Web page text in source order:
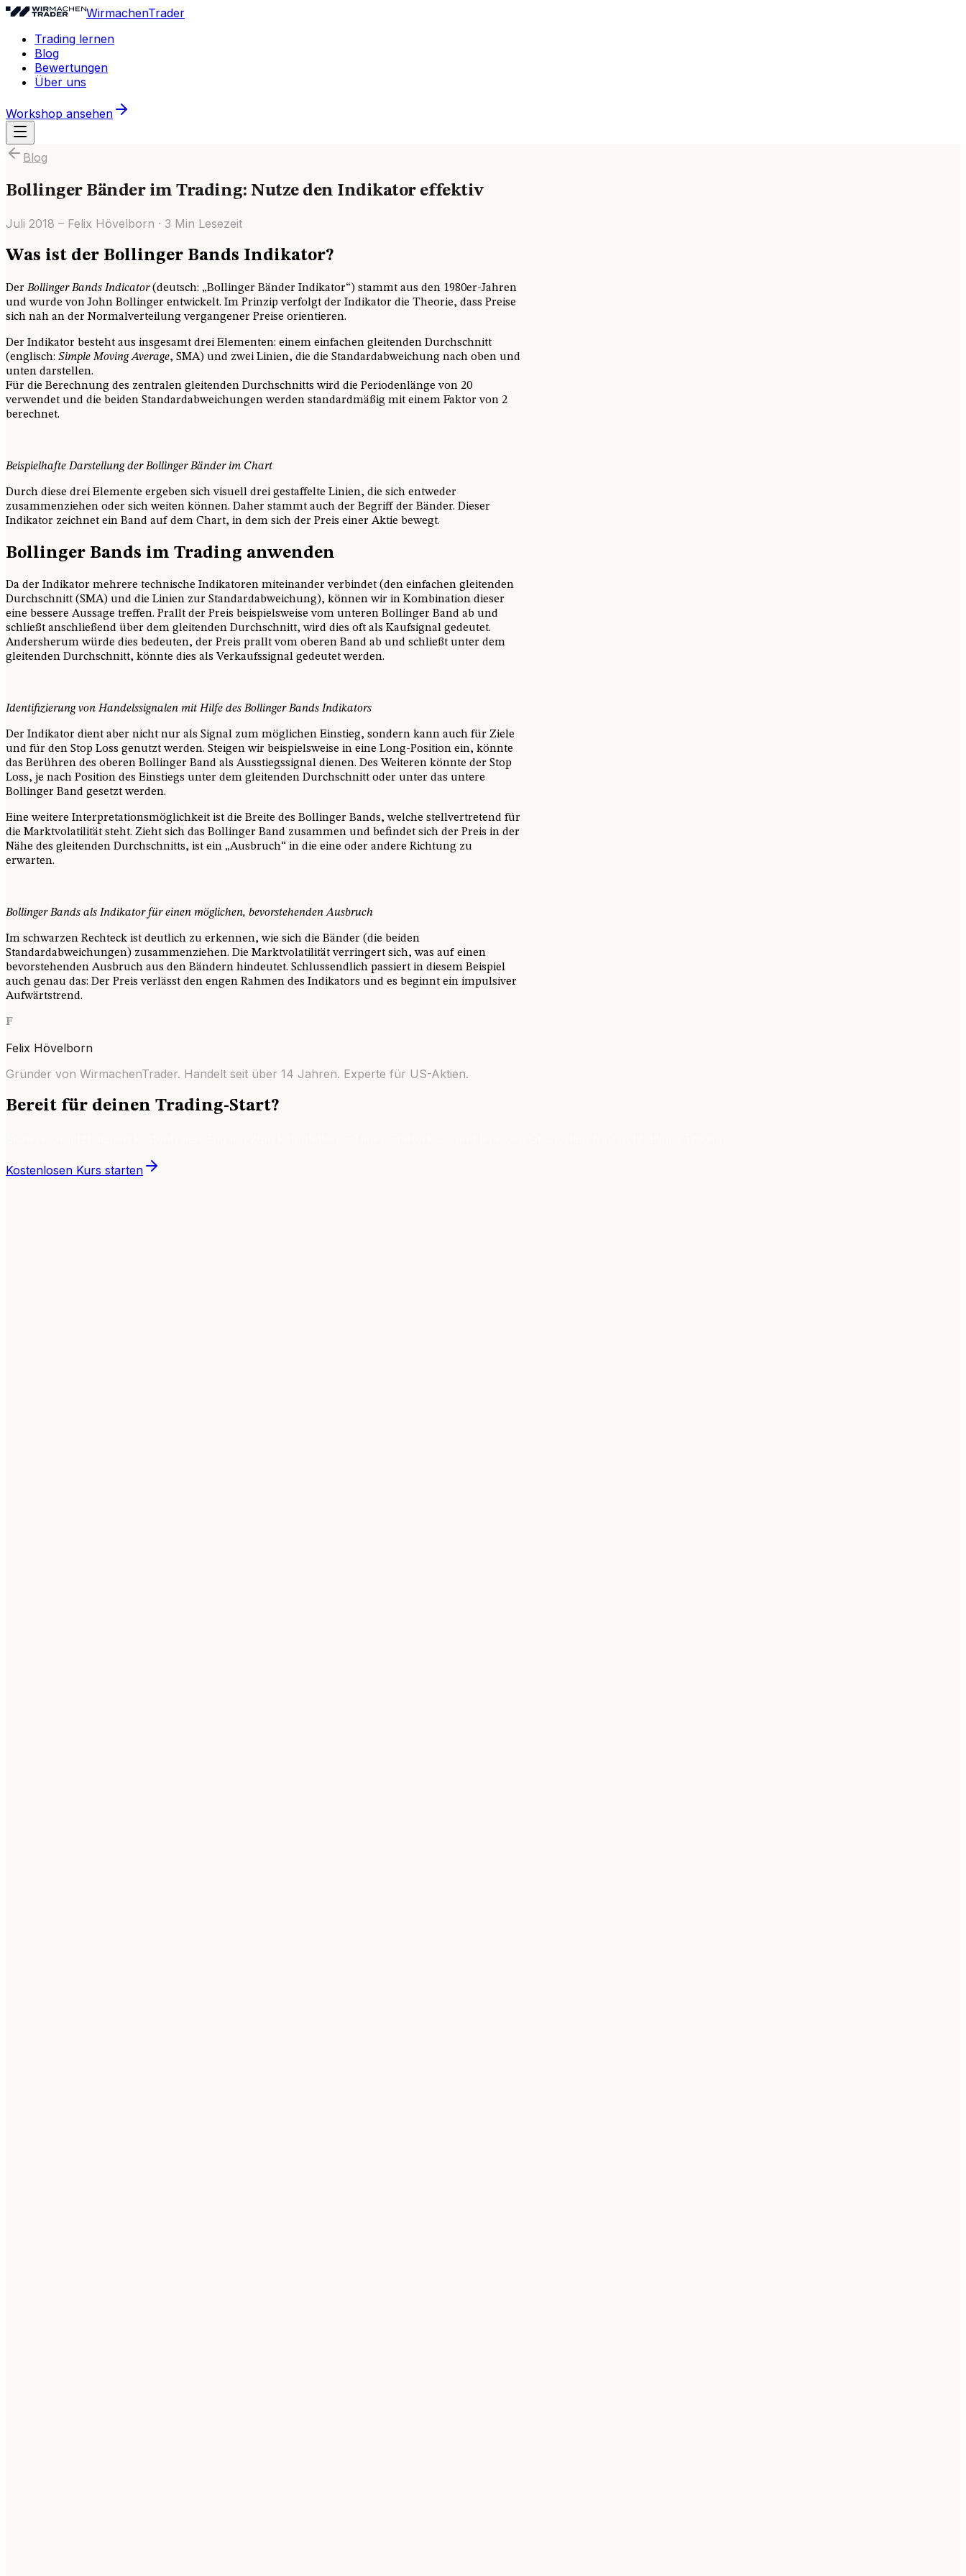
WirmachenTrader
Trading lernen
Blog
Bewertungen
Über uns
Workshop ansehen
Blog
Bollinger Bänder im Trading: Nutze den Indikator effektiv
Juli 2018 – Felix Hövelborn · 3 Min Lesezeit
Was ist der Bollinger Bands Indikator?
Der Bollinger Bands Indicator(deutsch: „Bollinger Bänder Indikator“) stammt aus den 1980er-Jahren
und wurde von John Bollinger entwickelt. Im Prinzip verfolgt der Indikator die Theorie, dass Preise
sich nah an der Normalverteilung vergangener Preise orientieren.
Der Indikator besteht aus insgesamt drei Elementen: einem einfachen gleitenden Durchschnitt
(englisch: Simple Moving Average, SMA) und zwei Linien, die die Standardabweichung nach oben und
unten darstellen.
Für die Berechnung des zentralen gleitenden Durchschnitts wird die Periodenlänge von 20
verwendet und die beiden Standardabweichungen werden standardmäßig mit einem Faktor von 2
berechnet.
Beispielhafte Darstellung der Bollinger Bänder im Chart
Durch diese drei Elemente ergeben sich visuell drei gestaffelte Linien, die sich entweder
zusammenziehen oder sich weiten können. Daher stammt auch der Begriff der Bänder. Dieser
Indikator zeichnet ein Band auf dem Chart, in dem sich der Preis einer Aktie bewegt.
Bollinger Bands im Trading anwenden
Da der Indikator mehrere technische Indikatoren miteinander verbindet (den einfachen gleitenden
Durchschnitt (SMA) und die Linien zur Standardabweichung), können wir in Kombination dieser
eine bessere Aussage treffen. Prallt der Preis beispielsweise vom unteren Bollinger Band ab und
schließt anschließend über dem gleitenden Durchschnitt, wird dies oft als Kaufsignal gedeutet.
Andersherum würde dies bedeuten, der Preis prallt vom oberen Band ab und schließt unter dem
gleitenden Durchschnitt, könnte dies als Verkaufssignal gedeutet werden.
Identifizierung von Handelssignalen mit Hilfe des Bollinger Bands Indikators
Der Indikator dient aber nicht nur als Signal zum möglichen Einstieg, sondern kann auch für Ziele
und für den Stop Loss genutzt werden. Steigen wir beispielsweise in eine Long-Position ein, könnte
das Berühren des oberen Bollinger Band als Ausstiegssignal dienen. Des Weiteren könnte der Stop
Loss, je nach Position des Einstiegs unter dem gleitenden Durchschnitt oder unter das untere
Bollinger Band gesetzt werden.
Eine weitere Interpretationsmöglichkeit ist die Breite des Bollinger Bands, welche stellvertretend für
die Marktvolatilität steht. Zieht sich das Bollinger Band zusammen und befindet sich der Preis in der
Nähe des gleitenden Durchschnitts, ist ein „Ausbruch“ in die eine oder andere Richtung zu
erwarten.
Bollinger Bands als Indikator für einen möglichen, bevorstehenden Ausbruch
Im schwarzen Rechteck ist deutlich zu erkennen, wie sich die Bänder (die beiden
Standardabweichungen) zusammenziehen. Die Marktvolatilität verringert sich, was auf einen
bevorstehenden Ausbruch aus den Bändern hindeutet. Schlussendlich passiert in diesem Beispiel
auch genau das: Der Preis verlässt den engen Rahmen des Indikators und es beginnt ein impulsiver
Aufwärtstrend.
F
Felix Hövelborn
Gründer von WirmachenTrader. Handelt seit über 14 Jahren. Experte für US-Aktien.
Bereit für deinen Trading-Start?
Kostenlosen Kurs starten